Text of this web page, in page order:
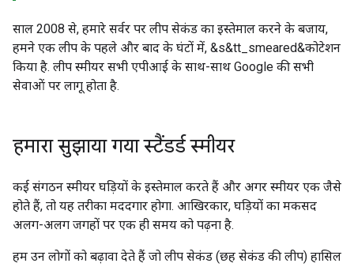
साल 2008 से, हमारे सर्वर पर लीप सेकंड का इस्तेमाल करने के बजाय,
हमने एक लीप के पहले और बाद के घंटों में, &s&tt_smeared&कोटेशन
किया है. लीप स्मीयर सभी एपीआई के साथ-साथ Google की सभी
सेवाओं पर लागू होता है.
हमारा सुझाया गया स्टैंडर्ड स्मीयर
कई संगठन स्मीयर घड़ियों के इस्तेमाल करते हैं और अगर स्मीयर एक जैसे
होते हैं, तो यह तरीका मददगार होगा. आखिरकार, घड़ियों का मकसद
अलग-अलग जगहों पर एक ही समय को पढ़ना है.
हम उन लोगों को बढ़ावा देते हैं जो लीप सेकंड (छह सेकंड की लीप) हासिल